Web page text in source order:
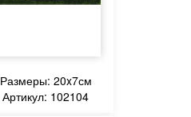
Размеры: 20x7см
Артикул: 102104